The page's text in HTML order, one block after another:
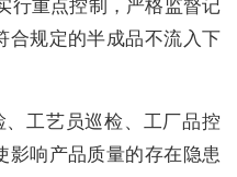
行重点控制，严格监督记
合规定的半成品不流入下
工艺员巡检、工厂品控
影响产品质量的存在隐患